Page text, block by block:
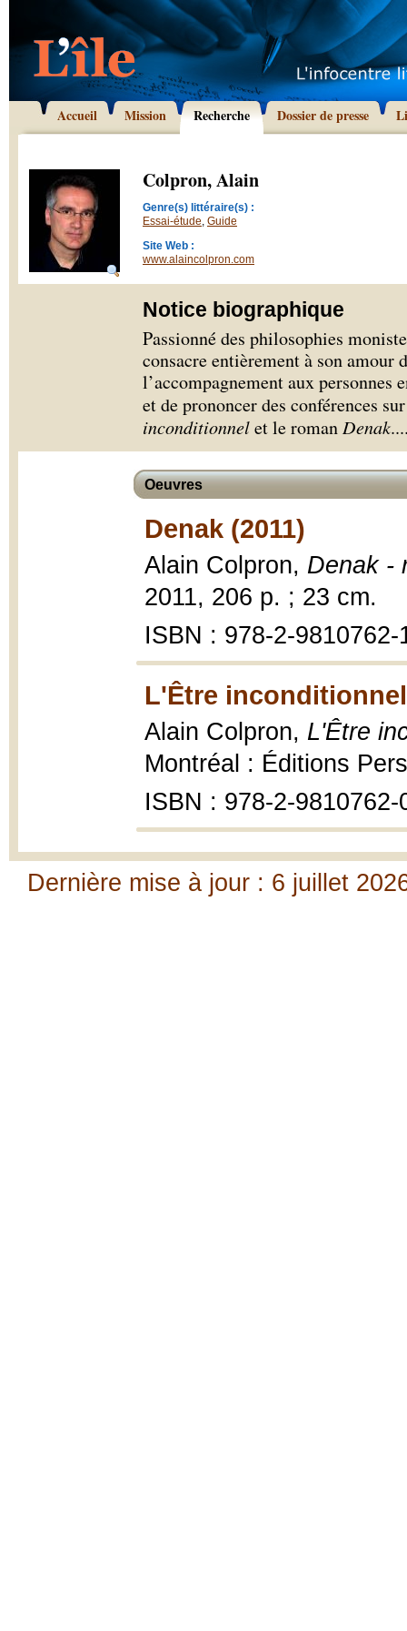
Accueil Mission Recherche Dossier de presse
Colpron, Alain
Genre(s) littéraire(s) :
Essai-étude, Guide
Site Web :
www.alaincolpron.com
Notice biographique
Passionné des philosophies
consacre entièrement à son amour
l’accompagnement aux personnes
et de prononcer des conférences
inconditionnelet le roman Denak.
Oeuvres
Denak (2011)
Alain Colpron, Denak -
2011, 206 p. ; 23 cm.
ISBN : 978-2-9810762-
L'Être
Alain Colpron, L'Être
Montréal : Éditions
ISBN : 978-2-9810762-
Dernière mise à jour : 6 juillet